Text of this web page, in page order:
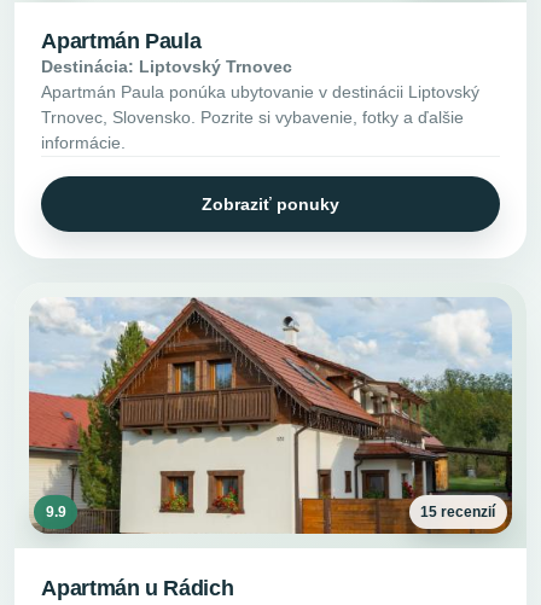
Apartmán Paula
Destinácia: Liptovský Trnovec
Apartmán Paula ponúka ubytovanie v destinácii Liptovský
Trnovec, Slovensko. Pozrite si vybavenie, fotky a ďalšie
informácie.
Zobraziť ponuky
9.9 15 recenzií
Apartmán u Rádich